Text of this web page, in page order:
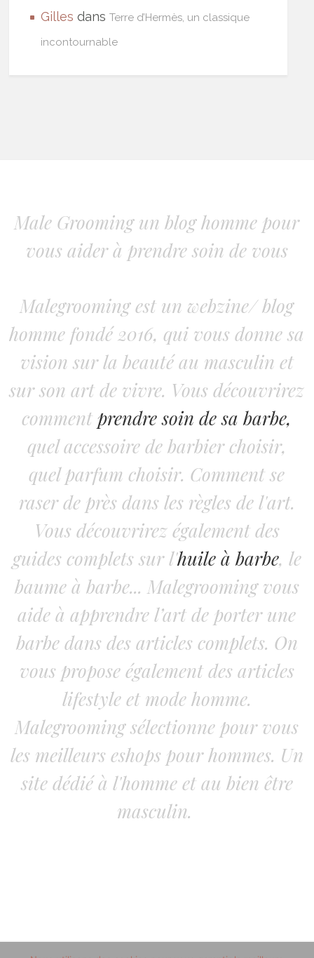
Gilles dansTerre d’Hermès, un classique
incontournable
Male Grooming un blog homme pour
vous aider à prendre soin de vous
Malegrooming est un webzine/ blog
homme fondé 2016, qui vous donne sa
vision sur la beauté au masculin et
sur son art de vivre. Vous découvrirez
commentprendre soin de sa barbe,
quel accessoire de barbier choisir,
quel parfum choisir. Comment se
raser de près dans les règles de l'art.
Vous découvrirez également des
guides complets sur l'huile à barbe, le
baume à barbe... Malegrooming vous
aide à apprendre l’art de porter une
barbe dans des articles complets. On
vous propose également des articles
lifestyle et mode homme.
Malegrooming sélectionne pour vous
les meilleurs eshops pour hommes. Un
site dédié à l'homme et au bien être
masculin.